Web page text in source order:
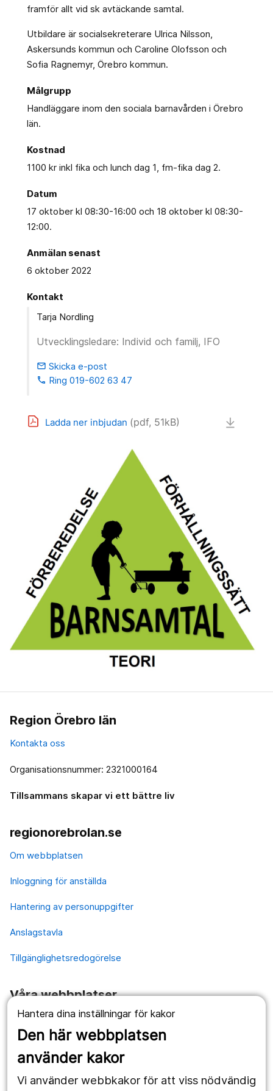
Hantera dina inställningar för kakor
Den här webbplatsen
använder kakor
Vi använder webbkakor för att viss nödvändig
framför allt vid sk avtäckande samtal.
Utbildare är socialsekreterare Ulrica Nilsson,
Askersunds kommun och Caroline Olofsson och
Sofia Ragnemyr, Örebro kommun.
Målgrupp
Handläggare inom den sociala barnavården i Örebro
län.
Kostnad
1100 kr inkl fika och lunch dag 1, fm-fika dag 2.
Datum
17 oktober kl 08:30-16:00 och 18 oktober kl 08:30-
12:00.
Anmälan senast
6 oktober 2022
Kontakt
Tarja Nordling
Utvecklingsledare: Individ och familj, IFO
email Skicka e-post
phone Ring 019-602 63 47
Ladda ner inbjudan (pdf, 51kB)
Region Örebro län
Kontakta oss
Organisationsnummer: 2321000164
Tillsammans skapar vi ett bättre liv
regionorebrolan.se
Om webbplatsen
Inloggning för anställda
Hantering av personuppgifter
Anslagstavla
Tillgänglighetsredogörelse
Våra webbplatser
1177.se
Länstrafiken